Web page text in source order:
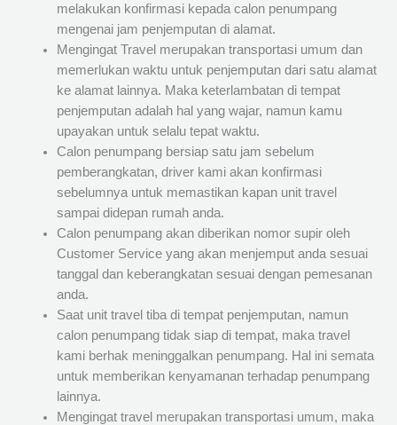
melakukan konfirmasi kepada calon penumpang
mengenai jam penjemputan di alamat.
Mengingat Travel merupakan transportasi umum dan
memerlukan waktu untuk penjemputan dari satu alamat
ke alamat lainnya. Maka keterlambatan di tempat
penjemputan adalah hal yang wajar, namun kamu
upayakan untuk selalu tepat waktu.
Calon penumpang bersiap satu jam sebelum
pemberangkatan, driver kami akan konfirmasi
sebelumnya untuk memastikan kapan unit travel
sampai didepan rumah anda.
Calon penumpang akan diberikan nomor supir oleh
Customer Service yang akan menjemput anda sesuai
tanggal dan keberangkatan sesuai dengan pemesanan
anda.
Saat unit travel tiba di tempat penjemputan, namun
calon penumpang tidak siap di tempat, maka travel
kami berhak meninggalkan penumpang. Hal ini semata
untuk memberikan kenyamanan terhadap penumpang
lainnya.
Mengingat travel merupakan transportasi umum, maka